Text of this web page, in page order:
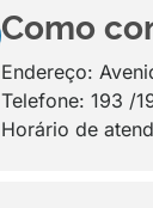
Como
Endereço:
Telefone: 193 /
Horário de